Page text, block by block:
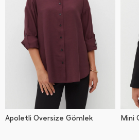
Apoletli Oversize Gömlek Mini